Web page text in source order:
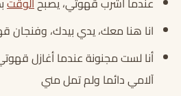
انا هنا معك، يدي بيدك، وفنجان
أنا لست مجنونة عندما أغازل
آلامي دائما ولم تمل مني